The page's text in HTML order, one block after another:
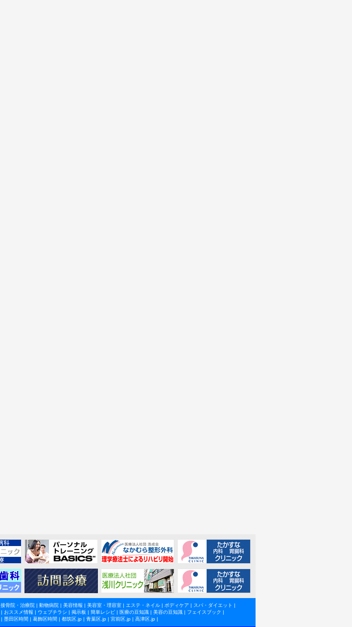
接骨院・治療院| 動物病院| 美容情報 | 美容室・理容室| エステ・ネイル| ボディケア | スパ・ダイエット |
| おススメ情報 | ウェブチラシ | 掲示板 | 簡単レシピ| 医療の豆知識| 美容の豆知識| フェイスブック |
| 墨田区時間 | 葛飾区時間 | 都筑区.jp | 青葉区.jp | 宮前区.jp | 高津区.jp |